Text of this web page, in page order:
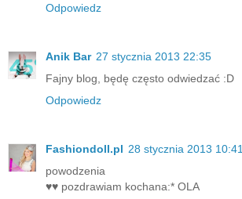
Odpowiedz
Anik Bar 27 stycznia 2013 22:35
Fajny blog, będę często odwiedzać :D
Odpowiedz
Fashiondoll.pl 28 stycznia 2013 10:41
powodzenia
♥♥ pozdrawiam kochana:* OLA